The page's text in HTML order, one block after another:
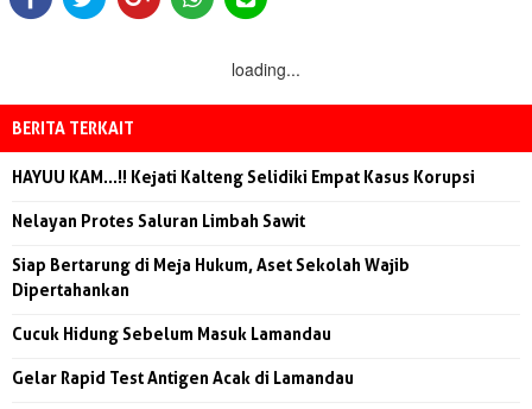
loading...
BERITA TERKAIT
HAYUU KAM...!! Kejati Kalteng Selidiki Empat Kasus Korupsi
Nelayan Protes Saluran Limbah Sawit
Siap Bertarung di Meja Hukum, Aset Sekolah Wajib
Dipertahankan
Cucuk Hidung Sebelum Masuk Lamandau
Gelar Rapid Test Antigen Acak di Lamandau